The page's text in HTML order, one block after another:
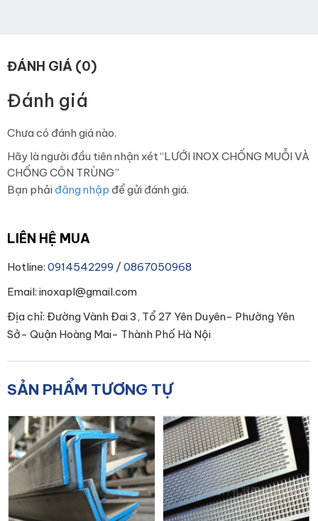
ĐÁNH GIÁ (0)
Đánh giá
Chưa có đánh giá nào.
Hãy là người đầu tiên nhận xét “LƯỚI INOX CHỐNG MUỖI VÀ
CHỐNG CÔN TRÙNG”
Bạn phải đăng nhập để gửi đánh giá.
LIÊN HỆ MUA
Hotline: 0914542299 / 0867050968
Email: inoxapl@gmail.com
Địa chỉ: Đường Vành Đai 3, Tổ 27 Yên Duyên- Phường Yên
Sở- Quận Hoàng Mai- Thành Phố Hà Nội
SẢN PHẨM TƯƠNG TỰ